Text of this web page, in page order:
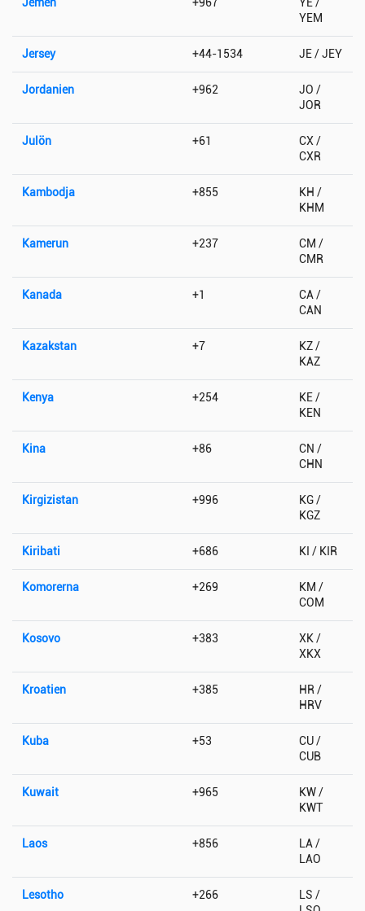
YEM
Jersey +44-1534 JE / JEY
Jordanien +962
JO /
JOR
Julön +61
CX /
CXR
Kambodja +855
KH /
KHM
Kamerun +237
CM /
CMR
Kanada +1
CA /
CAN
Kazakstan +7
KZ /
KAZ
Kenya +254
KE /
KEN
Kina +86
CN /
CHN
Kirgizistan +996
KG /
KGZ
Kiribati +686 KI / KIR
Komorerna +269
KM /
COM
Kosovo +383
XK /
XKX
Kroatien +385
HR /
HRV
Kuba +53
CU /
CUB
Kuwait +965
KW /
KWT
Laos +856
LA /
LAO
Lesotho +266
LS /